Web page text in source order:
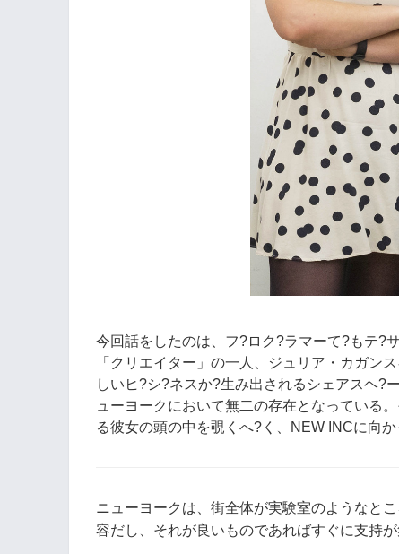
今回話をしたのは、フ?ロク?ラマーて?もテ?
「クリエイター」の一人、ジュリア・カガン
しいヒ?シ?ネスか?生み出されるシェアスヘ?
ューヨークにおいて無二の存在となっている
る彼女の頭の中を覗くへ?く、NEW INCに向か
ニューヨークは、街全体が実験室のようなと
容だし、それが良いものであればすぐに支持